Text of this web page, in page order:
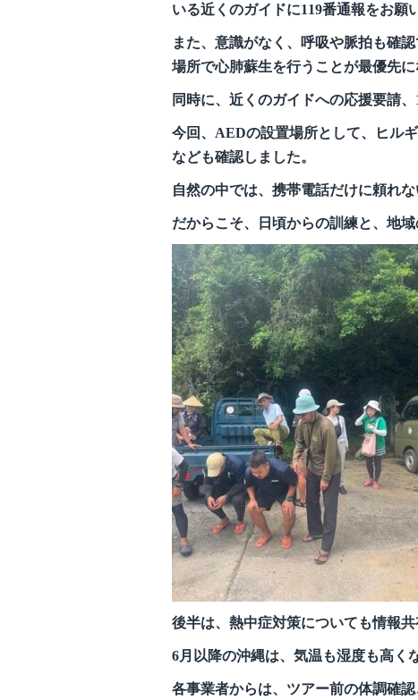
いる近くのガイドに119番通報をお願
また、意識がなく、呼吸や脈拍も確
場所で心肺蘇生を行うことが最優先に
同時に、近くのガイドへの応援要請
今回、AEDの設置場所として、ヒル
なども確認しました。
自然の中では、携帯電話だけに頼れな
だからこそ、日頃からの訓練と、地
後半は、熱中症対策についても情報共
6月以降の沖縄は、気温も湿度も高く
各事業者からは、ツアー前の体調確